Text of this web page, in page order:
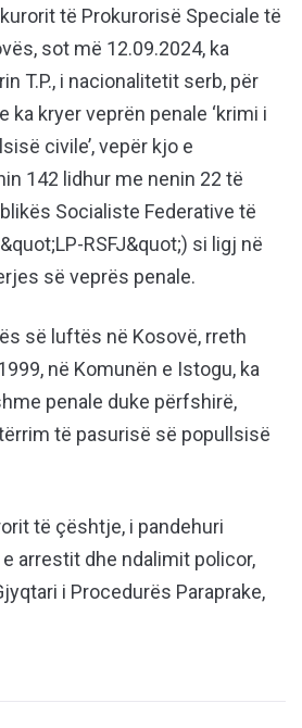
të Prokurorisë Speciale të
sot më 12.09.2024, ka
T.P., i nacionalitetit serb, për
ka kryer veprën penale ‘krimi i
civile’, vepër kjo e
142 lidhur me nenin 22 të
Socialiste Federative të
RSFJ&quot;) si ligj në
së veprës penale.
së luftës në Kosovë, rreth
në Komunën e Istogu, ka
penale duke përfshirë,
të pasurisë së popullsisë
të çështje, i pandehuri
arrestit dhe ndalimit policor,
i Procedurës Paraprake,